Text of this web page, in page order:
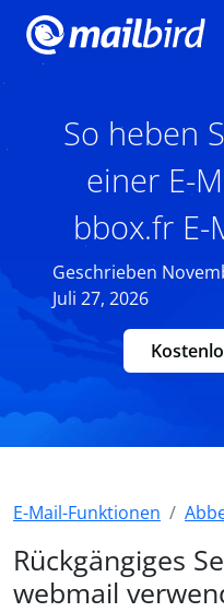
So heben
einer E-
bbox.fr E-
Geschrieben
Juli 27, 2026
E-Mail-Funktionen
Rückgängiges
webmail